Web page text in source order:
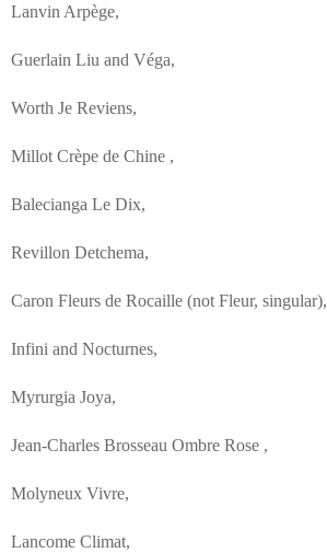
Lanvin Arpège,
Guerlain Liu and Véga,
Worth Je Reviens,
Millot Crèpe de Chine ,
Balecianga Le Dix,
Revillon Detchema,
Caron Fleurs de Rocaille (not Fleur, singular),
Infini and Nocturnes,
Myrurgia Joya,
Jean-Charles Brosseau Ombre Rose ,
Molyneux Vivre,
Lancome Climat,